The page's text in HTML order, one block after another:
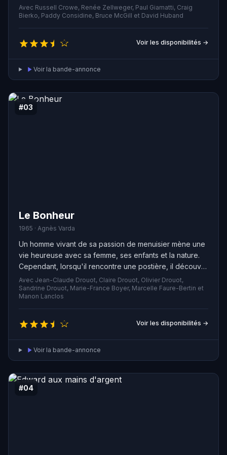
difficiles avec la Grande Dépression et Jim accepte de
petits boulots pour subvenir aux besoins de sa famille.
Malgré tout, il ne perd pas espoir de remonter un jour
sur le ring. Par un heureux hasard, Jim est appelé à
combattre le deuxième challenger mondial et, contre
toute attente, il remporte la victoire au troisième round.
Avec Russell Crowe, Renée Zellweger, Paul Giamatti, Craig
Bierko, Paddy Considine, Bruce McGill et David Huband
Voir les disponibilités →
Voir la bande-annonce
#03
Le Bonheur
1965 · Agnès Varda
Un homme vivant de sa passion de menuisier mène une
vie heureuse avec sa femme, ses enfants et la nature.
Cependant, lorsqu'il rencontre une postière, il découvre
un nouveau bonheur. Amoureux de sa femme sans
qu'elle ne soit jalouse, l'homme se retrouve confronté à
un drame lorsqu'elle décède tragiquement lors d'un
pique-nique en Île-de-France. Le menuisier décide alors
de vivre avec la postière et d'élever les enfants
Avec Jean-Claude Drouot, Claire Drouot, Olivier Drouot,
Sandrine Drouot, Marie-France Boyer, Marcelle Faure-Bertin et
Manon Lanclos
Voir les disponibilités →
Voir la bande-annonce
#04